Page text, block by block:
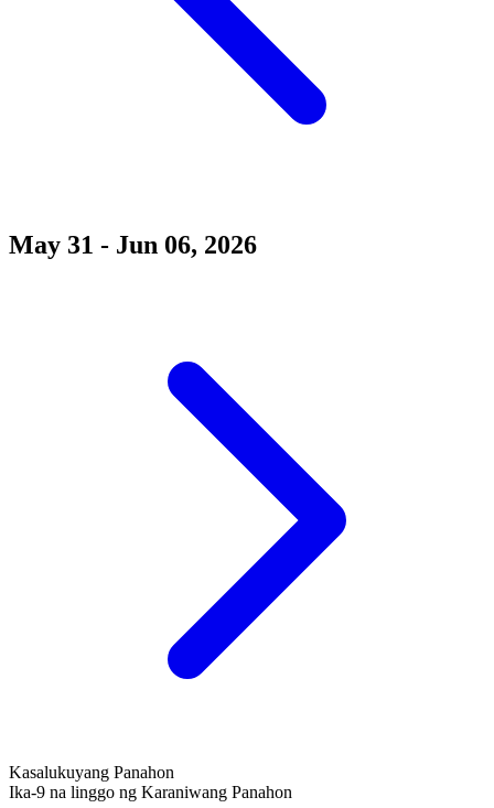
May 31 - Jun 06, 2026
Kasalukuyang Panahon
Ika-9 na linggo ng Karaniwang Panahon